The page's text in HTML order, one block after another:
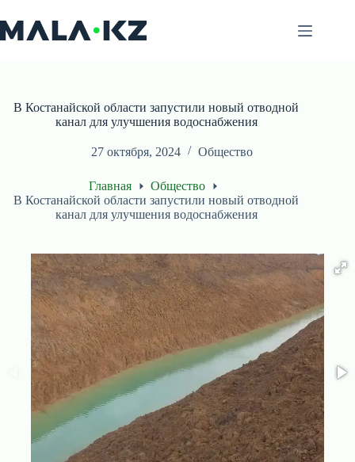
к
сути
В Костанайской области запустили новый отводной
канал для улучшения водоснабжения
27 октября, 2024 Общество
Главная
Общество
В Костанайской области запустили новый отводной
канал для улучшения водоснабжения